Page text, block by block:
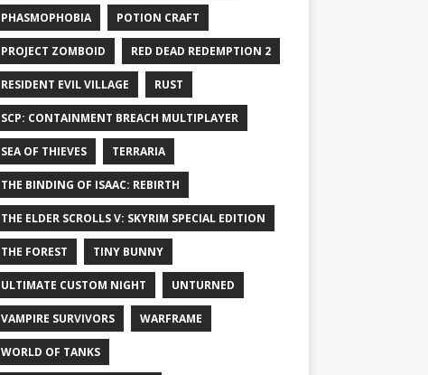
PHASMOPHOBIA POTION CRAFT
PROJECT ZOMBOID RED DEAD REDEMPTION 2
RESIDENT EVIL VILLAGE RUST
SCP: CONTAINMENT BREACH MULTIPLAYER
SEA OF THIEVES TERRARIA
THE BINDING OF ISAAC: REBIRTH
THE ELDER SCROLLS V: SKYRIM SPECIAL EDITION
THE FOREST TINY BUNNY
ULTIMATE CUSTOM NIGHT UNTURNED
VAMPIRE SURVIVORS WARFRAME
WORLD OF TANKS